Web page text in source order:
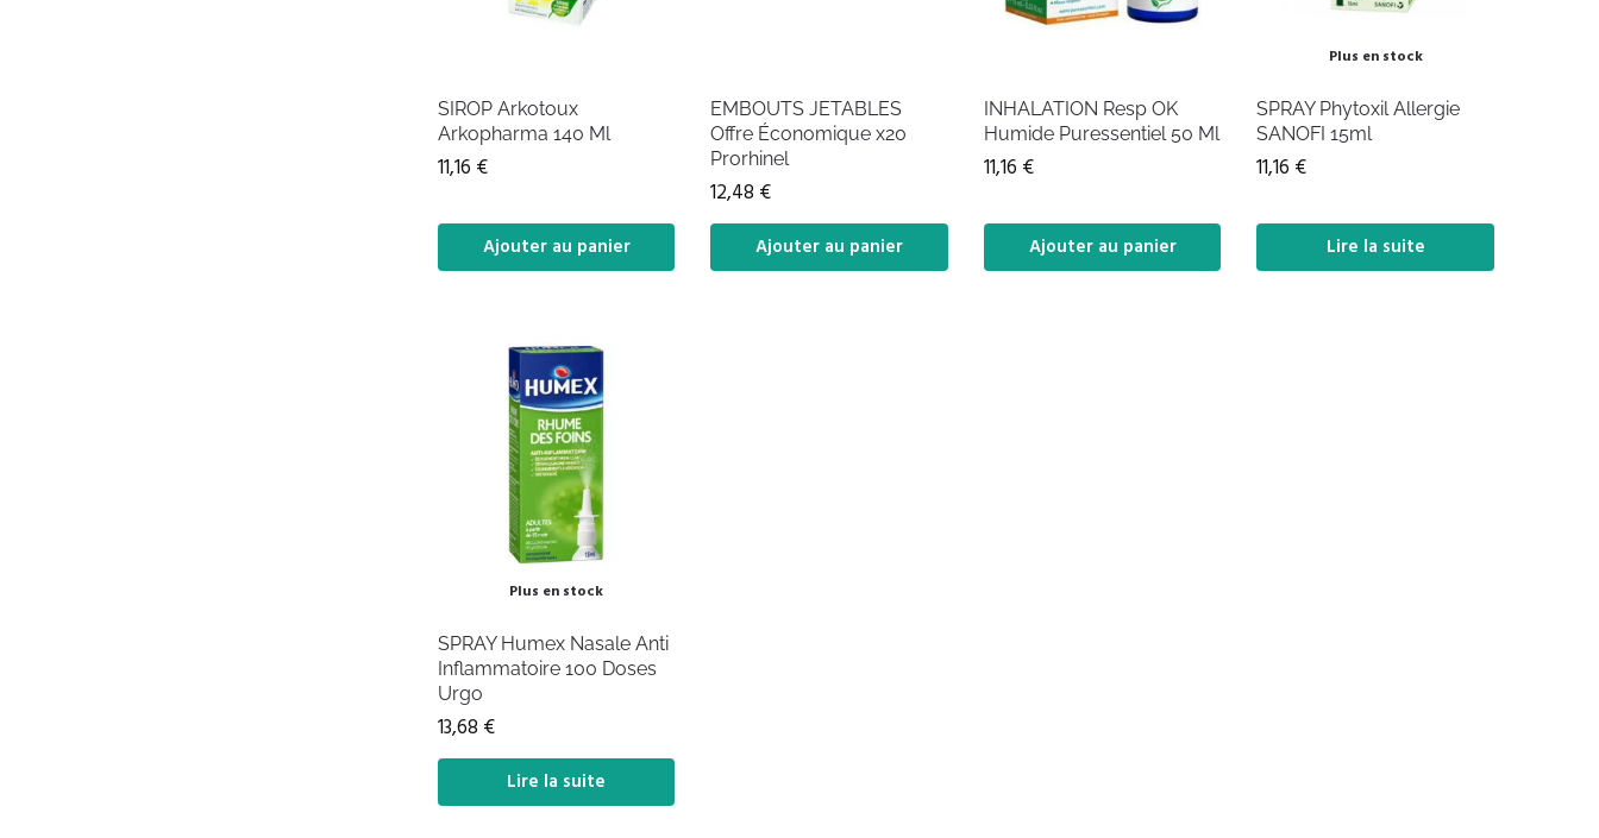
SIROP Arkotoux
Arkopharma 140 Ml
11,16 €
Ajouter au panier
EMBOUTS JETABLES
Offre Économique x20
Prorhinel
12,48 €
Ajouter au panier
INHALATION Resp OK
Humide Puressentiel 50 Ml
11,16 €
Ajouter au panier
Plus en stock
SPRAY Phytoxil Allergie
SANOFI 15ml
11,16 €
Lire la suite
Plus en stock
SPRAY Humex Nasale Anti
Inflammatoire 100 Doses
Urgo
13,68 €
Lire la suite